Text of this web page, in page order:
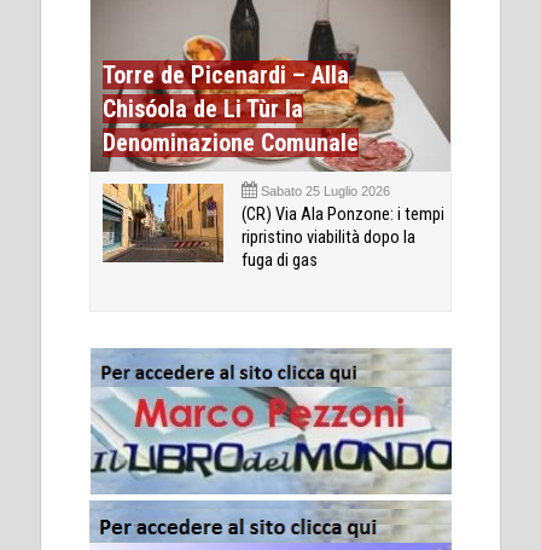
Torre de Picenardi – Alla
Chisóola de Li Tùr la
Denominazione Comunale
Sabato 25 Luglio 2026
(CR) Via Ala Ponzone: i tempi
ripristino viabilità dopo la
fuga di gas